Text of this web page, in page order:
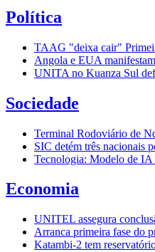
Política
TAAG "deixa cair"
Angola e EUA
UNITA no Kuanza Sul
Sociedade
Terminal Rodoviário de
SIC detém três nacionais
Tecnologia: Modelo de IA
Economia
UNITEL assegura
Arranca primeira fase do
Katambi-2 tem